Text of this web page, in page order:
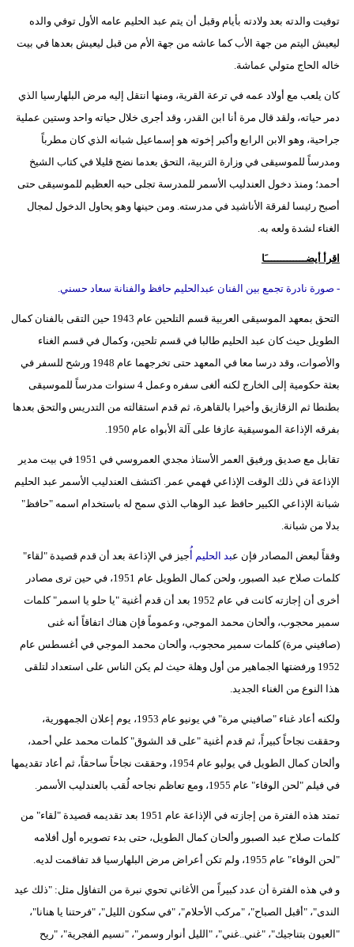
توفيت والدته بعد ولادته بأيام وقبل أن يتم عبد الحليم عامه الأول توفي والده
ليعيش اليتم من جهة الأب كما عاشه من جهة الأم من قبل ليعيش بعدها في بيت
خاله الحاج متولي عماشة.
كان يلعب مع أولاد عمه في ترعة القرية، ومنها انتقل إليه مرض البلهارسيا الذي
دمر حياته، ولقد قال مرة أنا ابن القدر، وقد أجرى خلال حياته واحد وستين عملية
جراحية، وهو الابن الرابع وأكبر إخوته هو إسماعيل شبانه الذي كان مطرباً
ومدرساً للموسيقى في وزارة التربية، التحق بعدما نضج قليلا في كتاب الشيخ
أحمد؛ ومنذ دخول العندليب الأسمر للمدرسة تجلى حبه العظيم للموسيقى حتى
أصبح رئيسا لفرقة الأناشيد في مدرسته. ومن حينها وهو يحاول الدخول لمجال
الغناء لشدة ولعه به.
اقرأ أيضـــــــــــــَا
- صورة نادرة تجمع بين الفنان عبدالحليم حافظ والفنانة سعاد حسني.
التحق بمعهد الموسيقى العربية قسم التلحين عام 1943 حين التقى بالفنان كمال
الطويل حيث كان عبد الحليم طالبا في قسم تلحين، وكمال في قسم الغناء
والأصوات، وقد درسا معا في المعهد حتى تخرجهما عام 1948 ورشح للسفر في
بعثة حكومية إلى الخارج لكنه ألغى سفره وعمل 4 سنوات مدرساً للموسيقى
بطنطا ثم الزقازيق وأخيرا بالقاهرة، ثم قدم استقالته من التدريس والتحق بعدها
بفرقه الإذاعة الموسيقية عازفا على آلة الأبواه عام 1950.
تقابل مع صديق ورفيق العمر الأستاذ مجدي العمروسي في 1951 في بيت مدير
الإذاعة في ذلك الوقت الإذاعي فهمي عمر. اكتشف العندليب الأسمر عبد الحليم
شبانة الإذاعي الكبير حافظ عبد الوهاب الذي سمح له باستخدام اسمه "حافظ"
بدلا من شبانة.
وفقاً لبعض المصادر فإن عبد الحليم أُجيز في الإذاعة بعد أن قدم قصيدة "لقاء"
كلمات صلاح عبد الصبور، ولحن كمال الطويل عام 1951، في حين ترى مصادر
أخرى أن إجازته كانت في عام 1952 بعد أن قدم أغنية "يا حلو يا اسمر" كلمات
سمير محجوب، وألحان محمد الموجي، وعموماً فإن هناك اتفاقاً أنه غنى
(صافيني مرة) كلمات سمير محجوب، وألحان محمد الموجي في أغسطس عام
1952 ورفضتها الجماهير من أول وهلة حيث لم يكن الناس على استعداد لتلقى
هذا النوع من الغناء الجديد.
ولكنه أعاد غناء "صافيني مرة" في يونيو عام 1953، يوم إعلان الجمهورية،
وحققت نجاحاً كبيراً، ثم قدم أغنية "على قد الشوق" كلمات محمد علي أحمد،
وألحان كمال الطويل في يوليو عام 1954، وحققت نجاحاً ساحقاً، ثم أعاد تقديمها
في فيلم "لحن الوفاء" عام 1955، ومع تعاظم نجاحه لُقب بالعندليب الأسمر.
تمتد هذه الفترة من إجازته في الإذاعة عام 1951 بعد تقديمه قصيدة "لقاء" من
كلمات صلاح عبد الصبور وألحان كمال الطويل، حتى بدء تصويره أول أفلامه
"لحن الوفاء" عام 1955، ولم تكن أعراض مرض البلهارسيا قد تفاقمت لديه.
و في هذه الفترة أن عدد كبيراً من الأغاني تحوي نبرة من التفاؤل مثل: "ذلك عيد
الندى"، "أقبل الصباح"، "مركب الأحلام"، "في سكون الليل"، "فرحتنا يا هنانا"،
"العيون بتناجيك"، "غني..غني"، "الليل أنوار وسمر"، "نسيم الفجرية"، "ريح